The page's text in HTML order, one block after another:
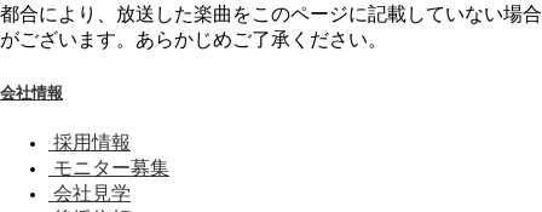
都合により、放送した楽曲をこのページに記載していない場合
がございます。あらかじめご了承ください。
会社情報
採用情報
モニター募集
会社見学